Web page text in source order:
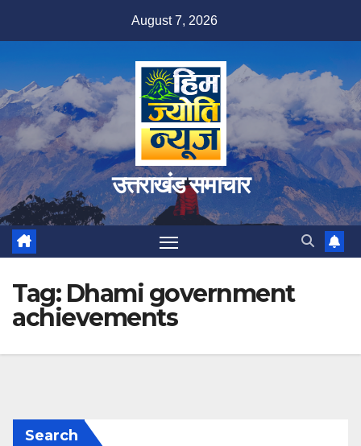
August 7, 2026
उत्तराखंड समाचार
Tag: Dhami government
achievements
Search